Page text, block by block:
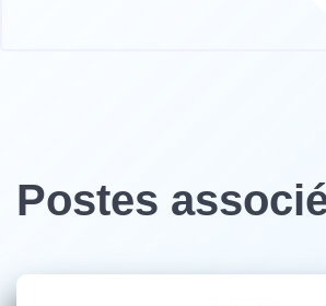
Postes